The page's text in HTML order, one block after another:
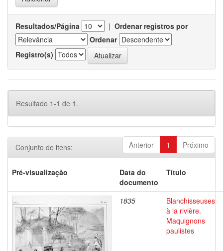
Resultados/Página | Ordenar registros por
Ordenar
Registro(s)
Resultado 1-1 de 1.
Anterior 1 Próximo
Conjunto de itens:
Pré-visualização
Data do
documento
Título
1835
Blanchisseuses
à la rivière.
Maquignons
paulistes